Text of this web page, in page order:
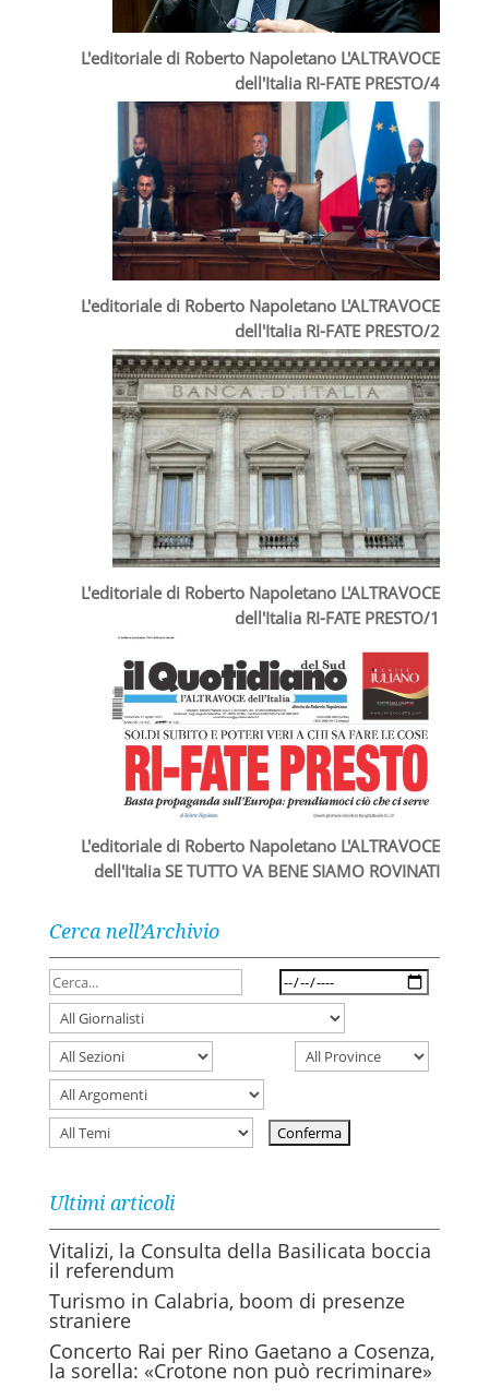
L'editoriale di Roberto Napoletano L'ALTRAVOCE
dell'Italia RI-FATE PRESTO/4
L'editoriale di Roberto Napoletano L'ALTRAVOCE
dell'Italia RI-FATE PRESTO/2
L'editoriale di Roberto Napoletano L'ALTRAVOCE
dell'Italia RI-FATE PRESTO/1
L'editoriale di Roberto Napoletano L'ALTRAVOCE
dell'Italia SE TUTTO VA BENE SIAMO ROVINATI
Cerca nell’Archivio
Ultimi articoli
Vitalizi, la Consulta della Basilicata boccia
il referendum
Turismo in Calabria, boom di presenze
straniere
Concerto Rai per Rino Gaetano a Cosenza,
la sorella: «Crotone non può recriminare»